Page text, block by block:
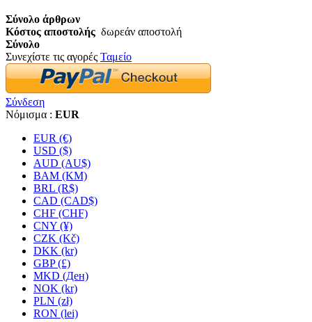
Σύνολο άρθρων
Κόστος αποστολής δωρεάν αποστολή
Σύνολο
Συνεχίστε τις αγορές Ταμείο
Σύνδεση
Νόμισμα : EUR
EUR (€)
USD ($)
AUD (AU$)
BAM (KM)
BRL (R$)
CAD (CAD$)
CHF (CHF)
CNY (¥)
CZK (Kč)
DKK (kr)
GBP (£)
MKD (Ден)
NOK (kr)
PLN (zł)
RON (lei)